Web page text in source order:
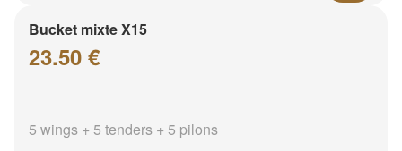
Bucket mixte X15
23.50 €
5 wings + 5 tenders + 5 pilons